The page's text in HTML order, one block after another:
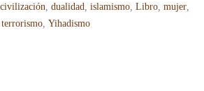
civilización dualidad islamismo Libro mujer
terrorismo Yihadismo